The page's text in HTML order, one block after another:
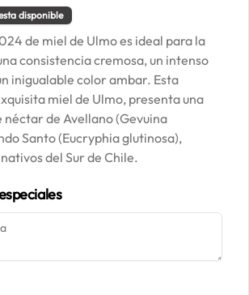
disponible
de miel de Ulmo es ideal para la
consistencia cremosa, un intenso
inigualable color ambar. Esta
miel de Ulmo, presenta una
néctar de Avellano (Gevuina
Santo (Eucryphia glutinosa),
del Sur de Chile.